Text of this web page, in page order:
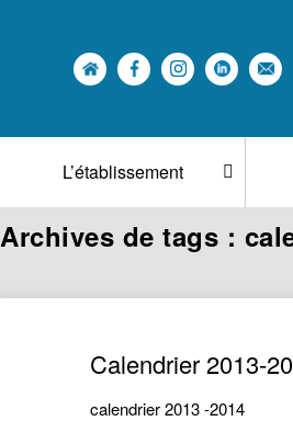
L’établissement
Archives de tags :
Calendrier 2013-
calendrier 2013 -2014